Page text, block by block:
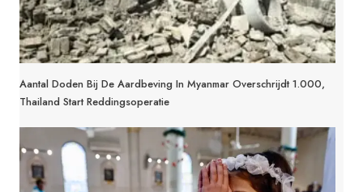
Aantal Doden Bij De Aardbeving In Myanmar Overschrijdt 1.000,
Thailand Start Reddingsoperatie